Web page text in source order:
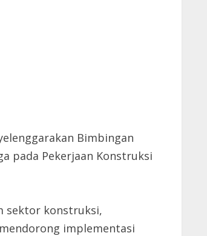
Bimbingan
pada Pekerjaan Konstruksi
sektor konstruksi,
implementasi